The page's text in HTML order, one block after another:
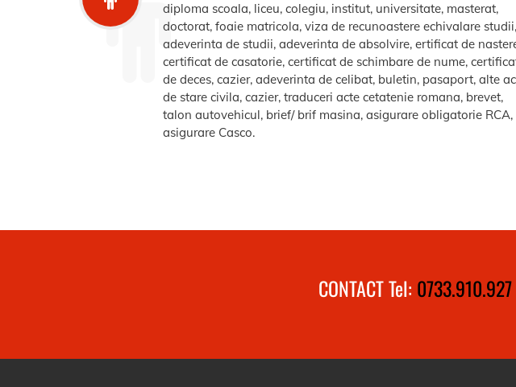
diploma scoala, liceu, colegiu, institut, universitate, masterat,
doctorat, foaie matricola, viza de recunoastere echivalare studii,
adeverinta de studii, adeverinta de absolvire, ertificat de
certificat de casatorie, certificat de schimbare de nume,
de deces, cazier, adeverinta de celibat, buletin, pasaport, alte
de stare civila, cazier, traduceri acte cetatenie romana, brevet,
talon autovehicul, brief/ brif masina, asigurare obligatorie RCA,
asigurare Casco.
CONTACT Tel: 0733.910.927